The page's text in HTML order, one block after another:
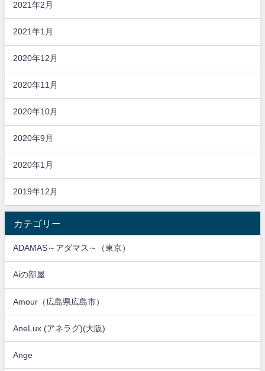
2021年2月
2021年1月
2020年12月
2020年11月
2020年10月
2020年9月
2020年1月
2019年12月
カテゴリー
ADAMAS～アダマス～（東京）
Aiの部屋
Amour（広島県広島市）
AneLux (アネラグ)(大阪)
Ange